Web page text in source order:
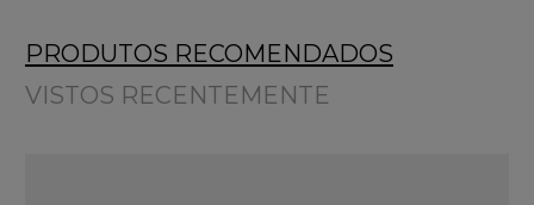
PRODUTOS RECOMENDADOS
VISTOS RECENTEMENTE